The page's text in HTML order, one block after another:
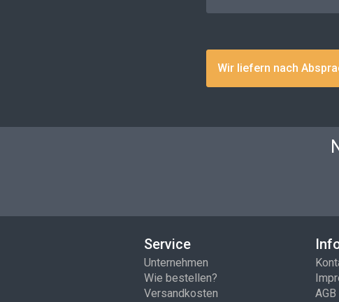
Wir liefern nach
Service
Unternehmen
Wie bestellen?
Versandkosten
AGB